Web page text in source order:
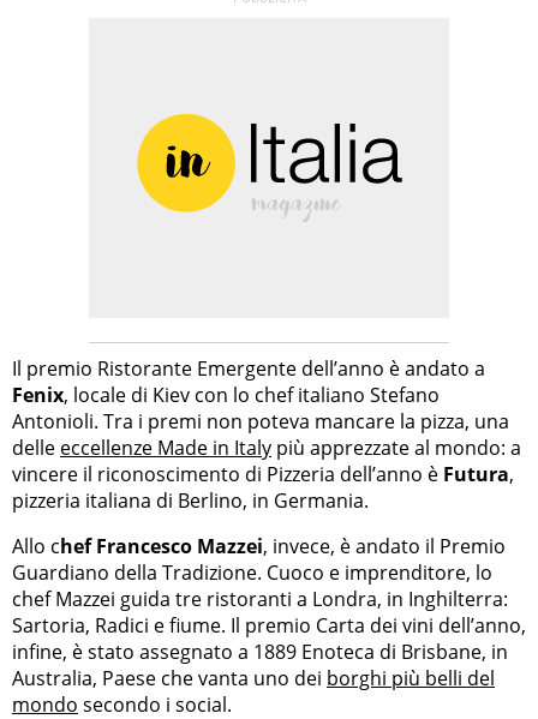
Il premio Ristorante Emergente dell’anno è andato a
Fenix, locale di Kiev con lo chef italiano Stefano
Antonioli. Tra i premi non poteva mancare la pizza, una
delle eccellenze Made in Italy più apprezzate al mondo: a
vincere il riconoscimento di Pizzeria dell’anno è Futura,
pizzeria italiana di Berlino, in Germania.
Allo chef Francesco Mazzei, invece, è andato il Premio
Guardiano della Tradizione. Cuoco e imprenditore, lo
chef Mazzei guida tre ristoranti a Londra, in Inghilterra:
Sartoria, Radici e fiume. Il premio Carta dei vini dell’anno,
infine, è stato assegnato a 1889 Enoteca di Brisbane, in
Australia, Paese che vanta uno dei borghi più belli del
mondo secondo i social.